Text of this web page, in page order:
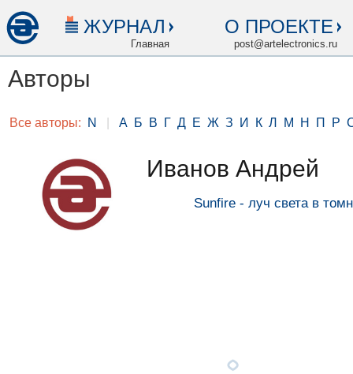
ЖУРНАЛ
Главная
О ПРОЕКТЕ
post@artelectronics.ru
Авторы
Все авторы: N А Б В Г Д Е Ж З И К Л М Н П Р
Иванов Андрей
Sunfire - луч света в